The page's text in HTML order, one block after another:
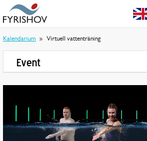
Kalendarium Virtuell vattenträning
Event